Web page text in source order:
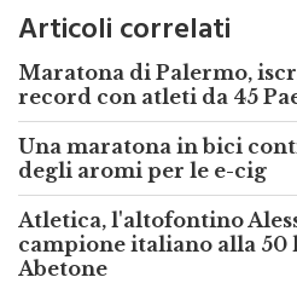
Articoli correlati
Maratona di Palermo,
record con atleti da 45
Una maratona in bici
degli aromi per le e-cig
Atletica, l'altofontino
campione italiano alla 50
Abetone